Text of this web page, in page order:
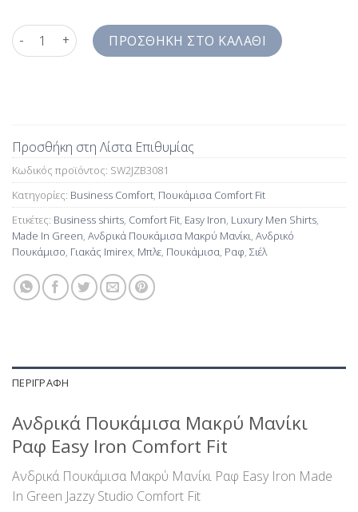
Ανδρικά Πουκάμισα Μακρύ Μανίκι Ραφ Easy Iron Comfort Fit
ΠΡΟΣΘΉΚΗ ΣΤΟ ΚΑΛΆΘΙ
Προσθήκη στη Λίστα Επιθυμίας
Κωδικός προϊόντος: SW2JZB3081
Κατηγορίες: Business Comfort, Πουκάμισα Comfort Fit
Ετικέτες: Business shirts, Comfort Fit, Easy Iron, Luxury Men Shirts,
Made In Green, Ανδρικά Πουκάμισα Μακρύ Μανίκι, Ανδρικό
Πουκάμισο, Γιακάς Imirex, Μπλε, Πουκάμισα, Ραφ, Σιέλ
ΠΕΡΙΓΡΑΦΉ
Ανδρικά Πουκάμισα Μακρύ Μανίκι
Ραφ Easy Iron Comfort Fit
Ανδρικά Πουκάμισα Μακρύ Μανίκι Ραφ Easy Iron Made
In Green Jazzy Studio Comfort Fit